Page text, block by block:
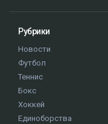
Рубрики
Новости
Футбол
Теннис
Бокс
Хоккей
Единоборства